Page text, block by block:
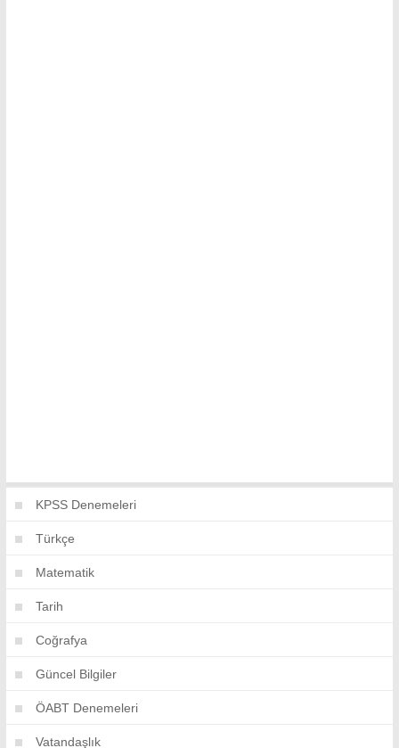
KPSS Denemeleri
Türkçe
Matematik
Tarih
Coğrafya
Güncel Bilgiler
ÖABT Denemeleri
Vatandaşlık